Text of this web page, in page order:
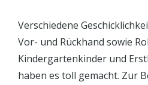
Verschiedene
Vor- und Rückhand sowie
Kindergartenkinder und
haben es toll gemacht. Zur